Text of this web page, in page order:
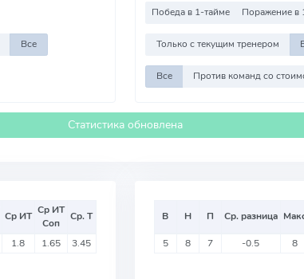
Все
Победа в 1-тайме Поражение в
Только с текущим тренером
Все
Статистика обновлена
Ср ИТ Ср ИТ
Соп
Ср. Т
1.8 1.65 3.45
В Н П Ср. разница
5 8 7 -0.5 8